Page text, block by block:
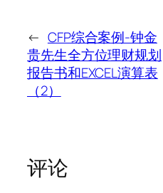
← CFP综合案例-钟金
贵先生全方位理财规划
报告书和EXCEL演算表
（2）
评论